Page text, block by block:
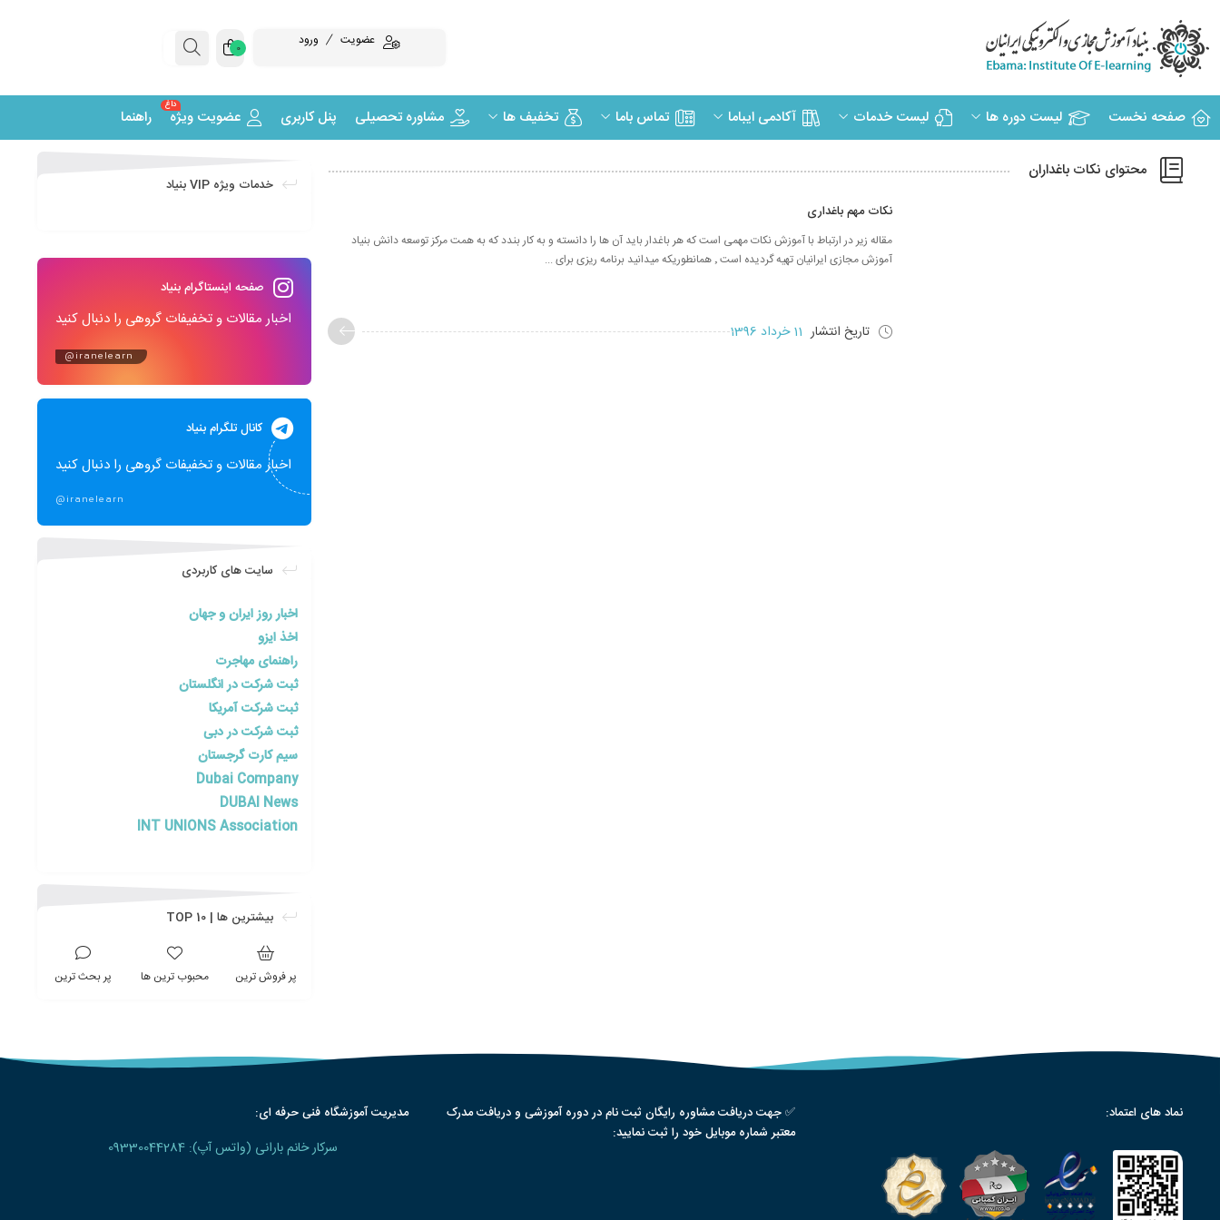
عضویت ورود 0
صفحه نخست لیست دوره ها لیست خدمات آکادمی ایباما تماس باما تخفیف ها مشاوره تحصیلی پنل کاربری عضویت ویژه
داغ
راهنما
محتوای نکات باغداران
نکات مهم باغداری
مقاله زیر در ارتباط با آموزش نکات مهمی است که هر باغدار باید آن ها را دانسته و به کار بندد که به همت مرکز توسعه دانش بنیاد
آموزش مجازی ایرانیان تهیه گردیده است ٬ همانطوریکه میدانید برنامه ریزی برای ...
تاریخ انتشار 11 خرداد 1396
خدمات ویژه VIP بنیاد
صفحه اینستاگرام بنیاد
اخبار مقالات و تخفیفات گروهی را دنبال کنید
@iranelearn
کانال تلگرام بنیاد
اخبار مقالات و تخفیفات گروهی را دنبال کنید
@iranelearn
سایت های کاربردی
اخبار روز ایران و جهان
اخذ ایزو
راهنمای مهاجرت
ثبت شرکت در انگلستان
ثبت شرکت آمریکا
ثبت شرکت در دبی
سیم کارت گرجستان
Dubai Company
DUBAI News
INT UNIONS Association
بیشترین ها | TOP 10
پر فروش ترین محبوب ترین ها پر بحث ترین
نماد های اعتماد:
✅ جهت دریافت مشاوره رایگان ثبت نام در دوره آموزشی و دریافت مدرک
معتبر شماره موبایل خود را ثبت نمایید:
مدیریت آموزشگاه فنی حرفه ای:
سرکار خانم بارانی (واتس آپ): 09330044284